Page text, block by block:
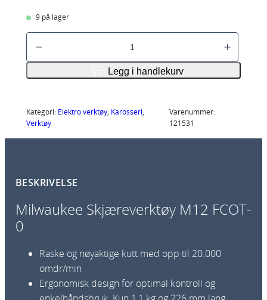
9 på lager
M
l
w
u
k
e
k
j
æ
Legg i handlekurv
Kategori: Elektro verktøy, Karosseri
Verktøy
Varenummer:
121531
BESKRIVELSE
Milwaukee Skjæreverktøy M12 FCOT-
0
Raske og nøyaktige kutt med opp til 20.000
omdr/min
Ergonomisk design for optimal kontroll og